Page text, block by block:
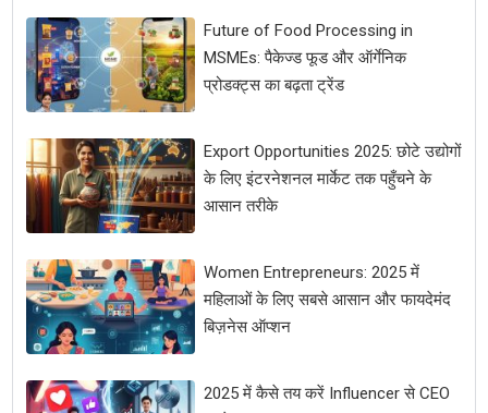
Future of Food Processing in
MSMEs: पैकेज्ड फूड और ऑर्गेनिक
प्रोडक्ट्स का बढ़ता ट्रेंड
Export Opportunities 2025: छोटे उद्योगों
के लिए इंटरनेशनल मार्केट तक पहुँचने के
आसान तरीके
Women Entrepreneurs: 2025 में
महिलाओं के लिए सबसे आसान और फायदेमंद
बिज़नेस ऑप्शन
2025 में कैसे तय करें Influencer से CEO